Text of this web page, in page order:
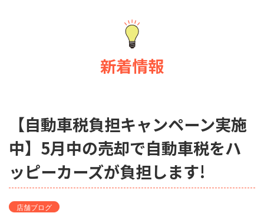
新着情報
【自動車税負担キャンペーン実施
中】5月中の売却で自動車税をハ
ッピーカーズが負担します!
店舗ブログ